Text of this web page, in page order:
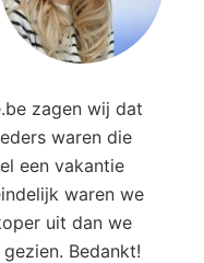
zagen wij dat
waren die
een vakantie
waren we
uit dan we
Bedankt!